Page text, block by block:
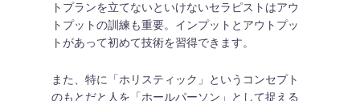
トプランを立てないといけないセラピストはアウ
トプットの訓練も重要。インプットとアウトプッ
トがあって初めて技術を習得できます。
また、特に「ホリスティック」というコンセプト
のもとだと人を「ホールパーソン」として捉える